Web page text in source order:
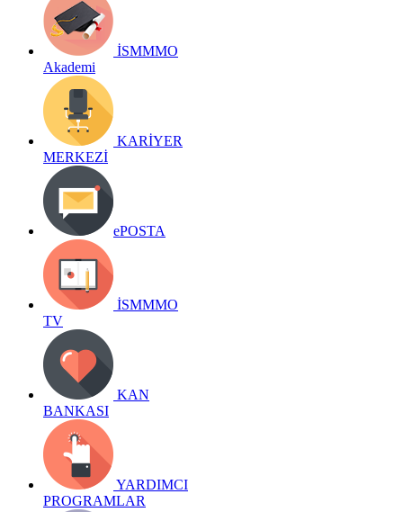
İSMMMO
Akademi
KARİYER
MERKEZİ
ePOSTA
İSMMMO
TV
KAN
BANKASI
YARDIMCI
PROGRAMLAR